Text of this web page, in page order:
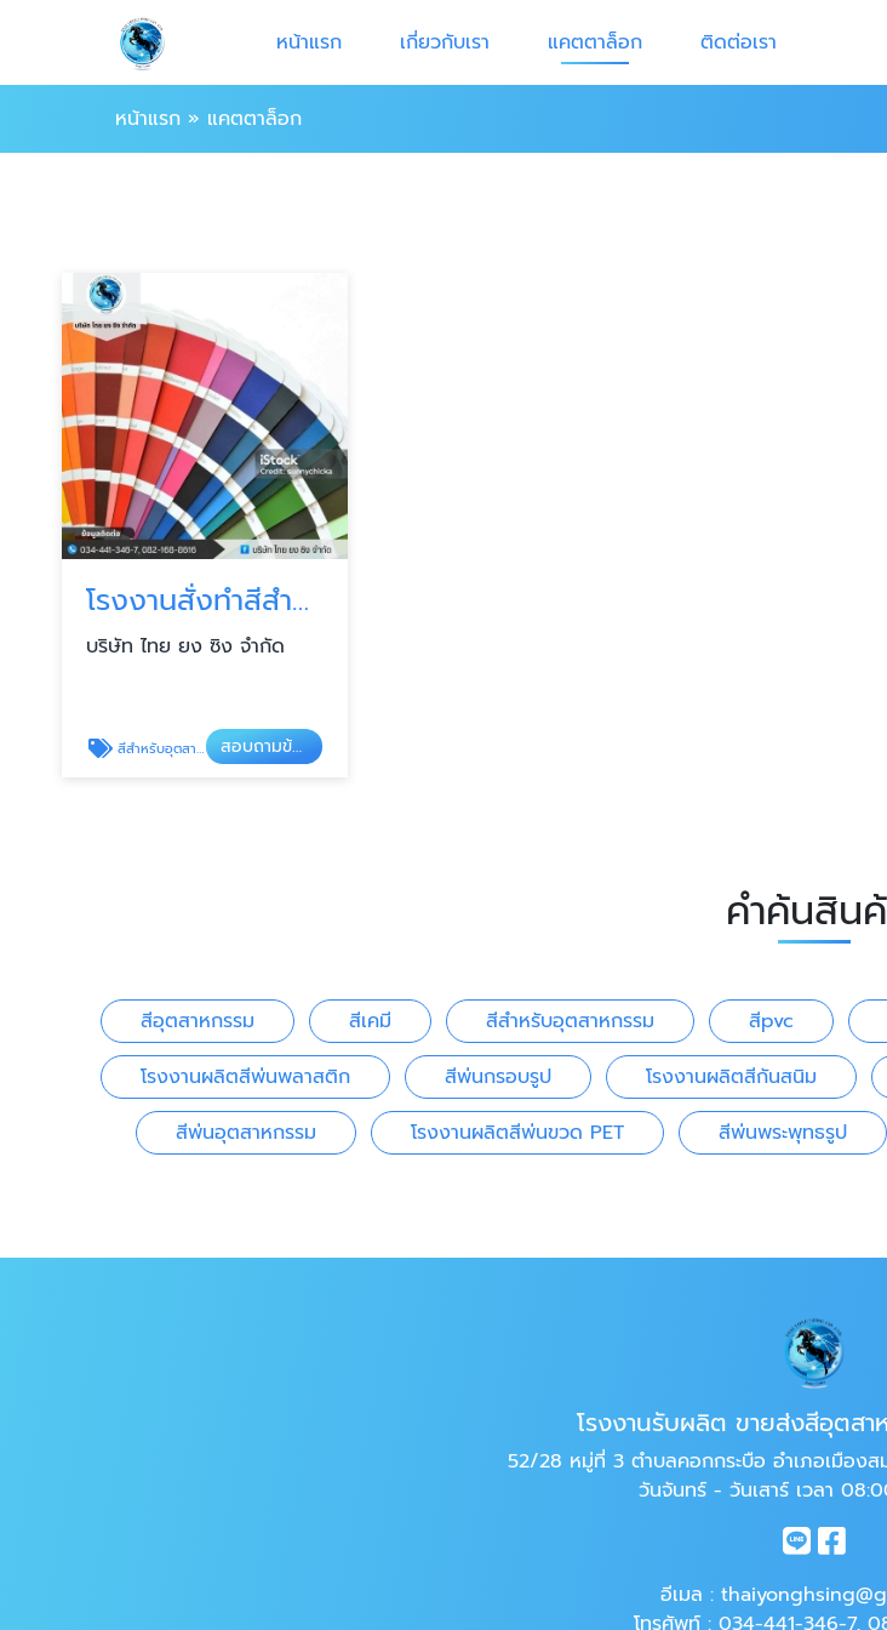
หน้าแรก เกี่ยวกับเรา แคตตาล็อก ติดต่อเรา
หน้าแรก » แคตตาล็อก
โรงงานสั่งทำสีสำหรับอุตสาหกรรม
บริษัท ไทย ยง ซิง จำกัด
สีสำหรับอุตสาหกรรม สอบถามข้อมูลสินค้า
คำค้นสิน
สีอุตสาหกรรม สีเคมี สีสำหรับอุตสาหกรรม สีpvc
โรงงานผลิตสีพ่นพลาสติก
สีพ่นกรอบรูป โรงงานผลิตสีกันสนิม
สีพ่นอุตสาหกรรม
โรงงานผลิตสีพ่นขวด PET สีพ่นพระพุทธรูป
โรงงานรับผลิต ขายส่งสีอุตส
52/28 หมู่ที่ 3 ตำบลคอกกระบือ อำเภอเมือง
วันจันทร์ - วันเสาร์ เวลา
อีเมล :